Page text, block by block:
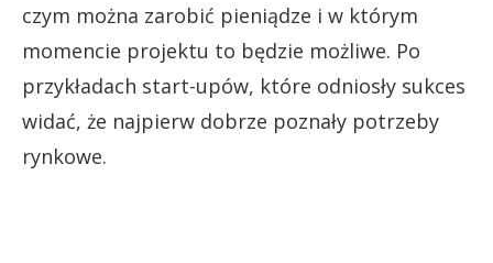
czym można zarobić pieniądze i w którym
momencie projektu to będzie możliwe. Po
przykładach start-upów, które odniosły sukces
widać, że najpierw dobrze poznały potrzeby
rynkowe.